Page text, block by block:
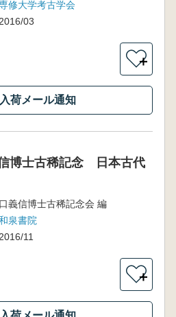
修大学考古学会
2016/03
＋
荷メール通知
博士古稀記念 日本古代
義信博士古稀記念会 編
泉書院
2016/11
＋